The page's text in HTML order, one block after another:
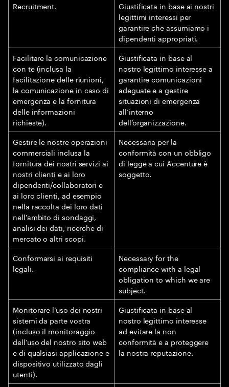
Recruitment.
Giustificata in base ai nostri
legittimi interessi per
garantire che assumiamo i
dipendenti appropriati.
Facilitare la comunicazione
con te (inclusa la
facilitazione delle riunioni,
la comunicazione in caso di
emergenza e la fornitura
delle informazioni
richieste).
Giustificata in base al
nostro legittimo interesse a
garantire comunicazioni
adeguate e a gestire
situazioni di emergenza
all’interno
dell’organizzazione.
Gestire le nostre operazioni
commerciali inclusa la
fornitura dei nostri servizi ai
nostri clienti e ai loro
dipendenti/collaboratori e
ai loro clienti, ad esempio
nella raccolta dei loro dati
nell'ambito di sondaggi,
analisi dei dati, ricerche di
mercato o altri scopi.
Necessaria per la
conformità con un obbligo
di legge a cui Accenture è
soggetto.
Conformarsi ai requisiti
legali.
Necessary for the
compliance with a legal
obligation to which we are
subject.
Monitorare l’uso dei nostri
sistemi da parte vostra
(incluso il monitoraggio
dell’uso del nostro sito web
e di qualsiasi applicazione e
dispositivo utilizzato dagli
utenti).
Giustificata in base al
nostro legittimo interesse
ad evitare la non
conformità e a proteggere
la nostra reputazione.